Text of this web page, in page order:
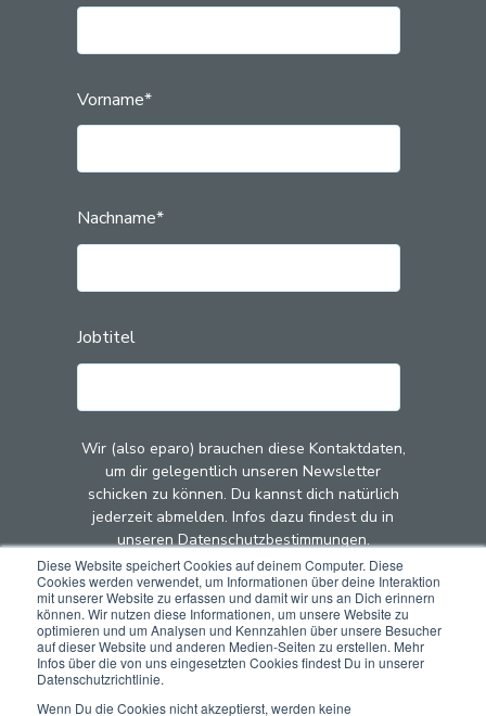
Diese Website speichert Cookies auf deinem Computer. Diese
Cookies werden verwendet, um Informationen über deine Interaktion
mit unserer Website zu erfassen und damit wir uns an Dich erinnern
können. Wir nutzen diese Informationen, um unsere Website zu
optimieren und um Analysen und Kennzahlen über unsere Besucher
auf dieser Website und anderen Medien-Seiten zu erstellen. Mehr
Infos über die von uns eingesetzten Cookies findest Du in unserer
Datenschutzrichtlinie.
Wenn Du die Cookies nicht akzeptierst, werden keine
Vorname*
Nachname*
Jobtitel
Wir (also eparo) brauchen diese Kontaktdaten,
um dir gelegentlich unseren Newsletter
schicken zu können. Du kannst dich natürlich
jederzeit abmelden. Infos dazu findest du in
unseren Datenschutzbestimmungen.
Mit dem Klick auf "Abschicken" stimmst du zu,
dass wir (also eparo) deine Kontaktdaten zu
diesem Zweck speichern und verarbeiten.